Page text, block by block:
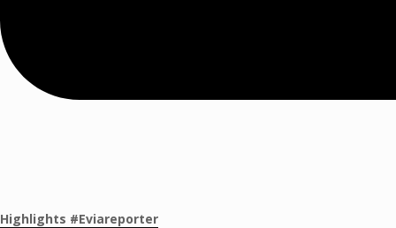
Highlights #Eviareporter